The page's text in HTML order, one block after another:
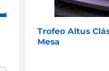
Trofeo Altus
Mesa